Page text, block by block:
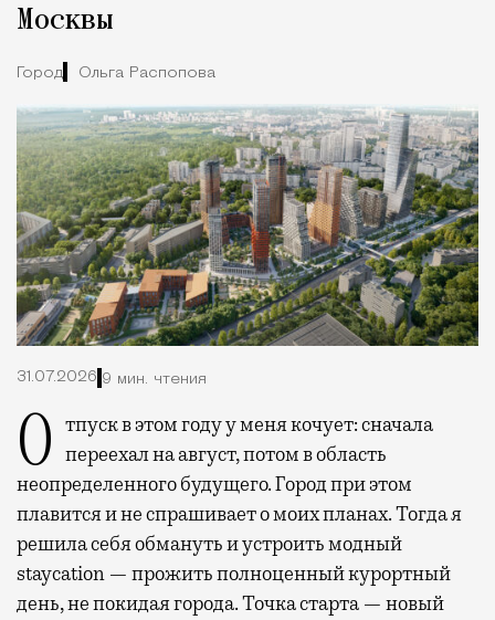
Москвы
Город Ольга Распопова
31.07.2026 9 мин. чтения
Отпуск в этом году у меня кочует: сначала переехал на август, потом в область
неопределенного будущего. Город при этом
плавится и не спрашивает о моих планах. Тогда я
решила себя обмануть и устроить модный
staycation — прожить полноценный курортный
день, не покидая города. Точка старта — новый